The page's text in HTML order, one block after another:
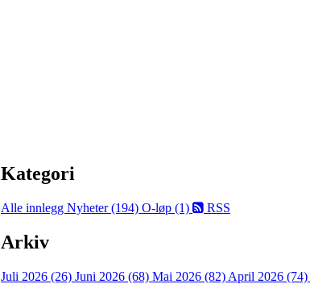
Kategori
Alle innlegg Nyheter (194) O-løp (1) RSS
Arkiv
Juli 2026 (26) Juni 2026 (68) Mai 2026 (82) April 2026 (74)